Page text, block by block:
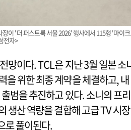
이 '더 퍼스트룩 서울 2026' 행사에서 115형 '마이
전자>
망이다. TCL은 지난 3월 일본 소
을 위한 최종 계약을 체결하고, 내
범을 추진하고 있다. 소니의 프리
생산 역량을 결합해 고급 TV 시장
로 풀이된다.